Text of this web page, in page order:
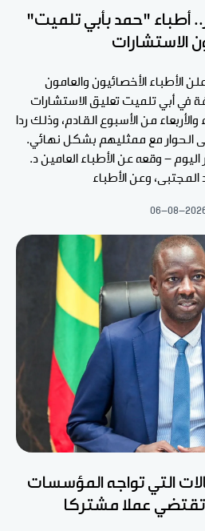
أطباء "حمد بأبي تلميت"
الاستشارات
الأطباء الأخصائيون والعامون
أبي تلميت تعليق الاستشارات
والأربعاء من الأسبوع القادم، وذلك ردا
الحوار مع ممثليهم بشكل نهائي.
اليوم - وقعه عن الأطباء العامين د.
وعن الأطباء
06-08-
التي تواجه المؤسسات
تقتضي عملا مشتركا